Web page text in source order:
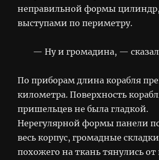
неправильной формы
выступами по периметру.
— Ну и громадина, —
По приборам длина корабля
километра. Поверхность
пришельцев не была гладкой.
Нерегулярной формы панели
весь корпус, громадные
похожего на ткань тянулись от